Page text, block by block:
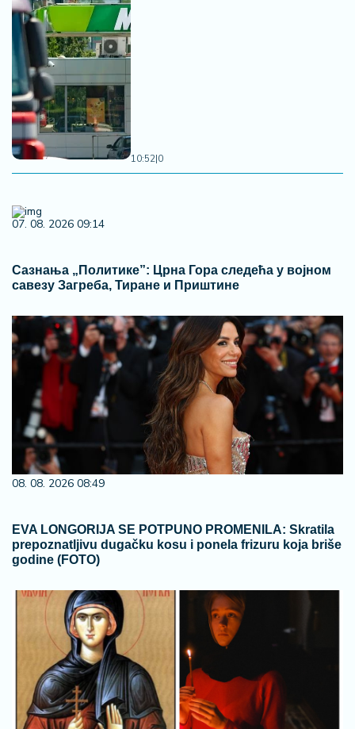
10:52|0
07. 08. 2026 09:14
Сазнања „Политике”: Црна Гора следећа у војном
савезу Загреба, Тиране и Приштине
08. 08. 2026 08:49
EVA LONGORIJA SE POTPUNO PROMENILA: Skratila
prepoznatljivu dugačku kosu i ponela frizuru koja briše
godine (FOTO)